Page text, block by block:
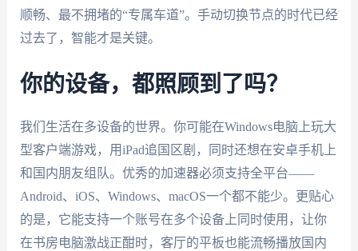
顺畅、最不拥堵的“专属车道”。手动切换节点的时代已经
过去了，智能才是关键。
你的设备，都照顾到了吗？
我们生活在多设备的世界。你可能在Windows电脑上玩大
型客户端游戏，用iPad追国区剧，同时还想在安卓手机上
和国内朋友组队。优秀的加速器必须支持全平台——
Android、iOS、Windows、macOS一个都不能少。更贴心
的是，它能支持一个账号在多个设备上同时使用，让你
在书房电脑激战正酣时，客厅的平板也能流畅播放国内